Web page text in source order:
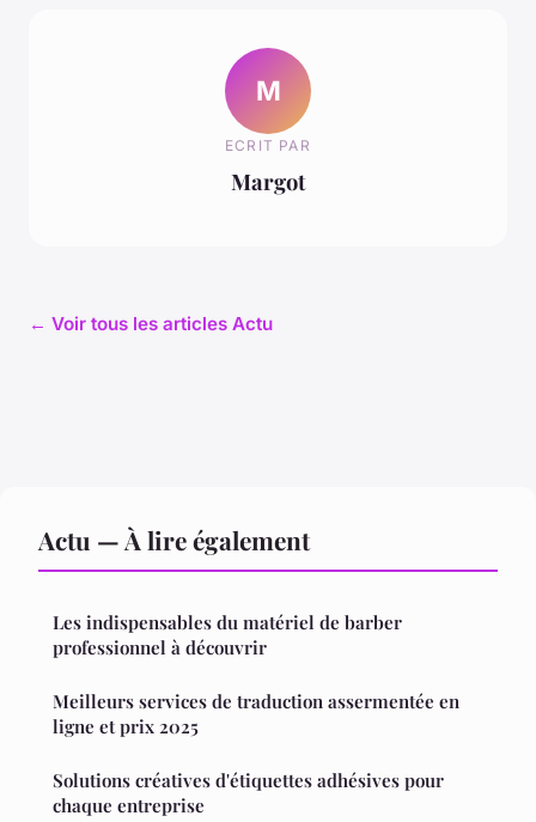
M
ECRIT PAR
Margot
← Voir tous les articles Actu
Actu — À lire également
Les indispensables du matériel de barber
professionnel à découvrir
Meilleurs services de traduction assermentée en
ligne et prix 2025
Solutions créatives d'étiquettes adhésives pour
chaque entreprise